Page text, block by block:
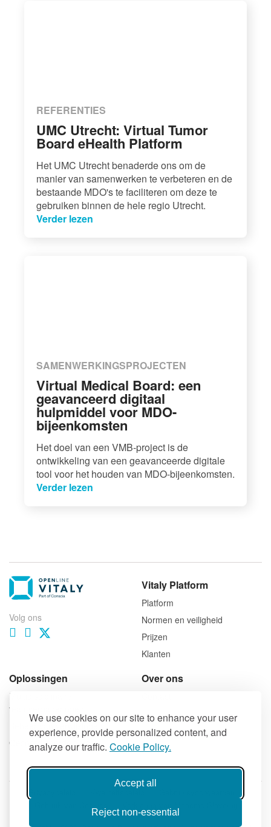
We use cookies on our site to enhance your user
experience, provide personalized content, and
analyze our traffic. Cookie Policy.
Accept all
Reject non-essential
REFERENTIES
UMC Utrecht: Virtual Tumor
Board eHealth Platform
Het UMC Utrecht benaderde ons om de
manier van samenwerken te verbeteren en de
bestaande MDO's te faciliteren om deze te
gebruiken binnen de hele regio Utrecht.
Verder lezen
SAMENWERKINGSPROJECTEN
Virtual Medical Board: een
geavanceerd digitaal
hulpmiddel voor MDO-
bijeenkomsten
Het doel van een VMB-project is de
ontwikkeling van een geavanceerde digitale
tool voor het houden van MDO-bijeenkomsten.
Verder lezen
Volg ons
Vitaly Platform
Platform
Normen en veiligheid
Prijzen
Klanten
Oplossingen
Multidisciplinaire
teamvergaderingen
Gecoördineerde zorg
Over ons